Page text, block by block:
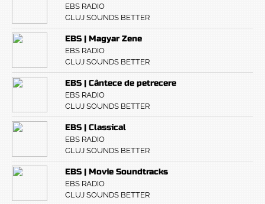
EBS RADIO
CLUJ SOUNDS BETTER
EBS | Magyar Zene
EBS RADIO
CLUJ SOUNDS BETTER
EBS | Cântece de petrecere
EBS RADIO
CLUJ SOUNDS BETTER
EBS | Classical
EBS RADIO
CLUJ SOUNDS BETTER
EBS | Movie Soundtracks
EBS RADIO
CLUJ SOUNDS BETTER